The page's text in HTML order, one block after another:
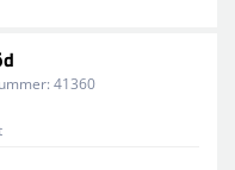
41360